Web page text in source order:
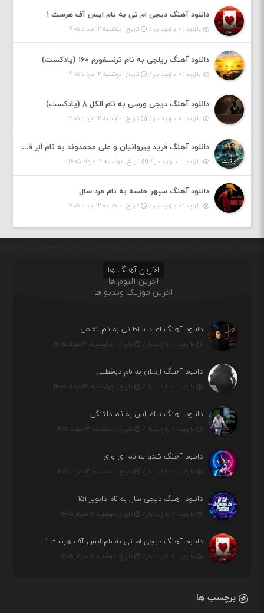
دانلود آهنگ دیجی ام تی به نام ایس آف هرست ۱
بازدید : ۰ بازدید بار / تاریخ : دوشنبه ۱۲ مرداد ۱۴۰۵
دانلود آهنگ ریلجی به نام ترنسفورم ۱۶۰ (پادکست)
بازدید : ۰ بازدید بار / تاریخ : دوشنبه ۱۲ مرداد ۱۴۰۵
دانلود آهنگ دیجی ورسی به نام الکل ۸ (پادکست)
بازدید : ۰ بازدید بار / تاریخ : دوشنبه ۱۲ مرداد ۱۴۰۵
دانلود آهنگ فرید پیروانیان و علی محمدوند به نام اَبَر قدرت
بازدید : ۱ بازدید بار / تاریخ : دوشنبه ۱۲ مرداد ۱۴۰۵
دانلود آهنگ سپهر خلسه به نام مرد سال
بازدید : ۰ بازدید بار / تاریخ : دوشنبه ۱۲ مرداد ۱۴۰۵
اخرین آهنگ ها
اخرین آلبوم ها
اخرین موزیک ویدیو ها
دانلود آهنگ امید سلطانی به نام تقاص
بازدید : ۰ بازدید بار / تاریخ : چهارشنبه ۱۴ مرداد ۱۴۰۵
دانلود آهنگ اردلان به نام دوقطبی
بازدید : ۰ بازدید بار / تاریخ : چهارشنبه ۱۴ مرداد ۱۴۰۵
دانلود آهنگ سامیاس به نام دلتنگی
بازدید : ۰ بازدید بار / تاریخ : سه‌شنبه ۱۳ مرداد ۱۴۰۵
دانلود آهنگ شدو به نام ای وای
بازدید : ۰ بازدید بار / تاریخ : سه‌شنبه ۱۳ مرداد ۱۴۰۵
دانلود آهنگ دیجی سال به نام دابویز ۱۵۱
بازدید : ۰ بازدید بار / تاریخ : دوشنبه ۱۲ مرداد ۱۴۰۵
دانلود آهنگ دیجی ام تی به نام ایس آف هرست ۱
بازدید : ۰ بازدید بار / تاریخ : دوشنبه ۱۲ مرداد ۱۴۰۵
برچسب ها